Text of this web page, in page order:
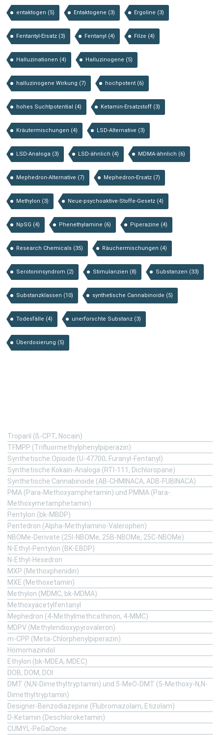
entaktogen (5) Entaktogene (3) Ergoline (3)
Fentantyl-Ersatz (3) Fentanyl (4) Filze (4)
Halluzinationen (4) Halluzinogene (5)
halluzinogene Wirkung (7) hochpotent (6)
hohes Suchtpotential (4) Ketamin-Ersatzstoff (3)
Kräutermischungen (4) LSD-Alternative (3)
LSD-Analoga (3) LSD-ähnlich (4) MDMA-ähnlich (6)
Mephedron-Alternative (7) Mephedron-Ersatz (7)
Methylon (3) Neue-psychoaktive-Stoffe-Gesetz (4)
NpSG (4) Phenethylamine (6) Piperazine (4)
Research Chemicals (35) Räuchermischungen (4)
Serotoninsyndrom (2) Stimulanzien (8) Substanzen (33)
Substanzklassen (10) synthetische Cannabinoide (5)
Todesfälle (4) unerforschte Substanz (3)
Überdosierung (5)
Troparil (ß-CPT, Nocain)
TFMPP (Trifluormethylphenylpiperazin)
Synthetische Opioide (U-47700, Furanyl-Fentanyl)
Synthetische Kokain-Analoga (RTI-111, Dichloropane)
Synthetische Cannabinoide (AB-CHMINACA, ADB-FUBINACA)
PMA (Para-Methoxyamphetamin) und PMMA (Para-
Methoxymetamphetamin)
Pentylon (bk-MBDP)
Pentedron (Alpha-Methylamino-Valerophen)
NBOMe-Derivate (25I-NBOMe, 25B-NBOMe, 25C-NBOMe)
N-Ethyl-Pentylon (BK-EBDP)
N-Ethyl-Hexedron
MXP (Methoxphenidin)
MXE (Methoxetamin)
Methylon (MDMC, bk-MDMA)
Methoxyacetylfentanyl
Mephedron (4-Methylmethcathinon, 4-MMC)
MDPV (Methylendioxypyrovaleron)
m-CPP (Meta-Chlorphenylpiperazin)
Homomazindol
Ethylon (bk-MDEA, MDEC)
DOB, DOM, DOI
DMT (N,N-Dimethyltryptamin) und 5-MeO-DMT (5-Methoxy-N,N-
Dimethyltryptamin)
Designer-Benzodiazepine (Flubromazolam, Etizolam)
D-Ketamin (Deschloroketamin)
CUMYL-PeGaClone